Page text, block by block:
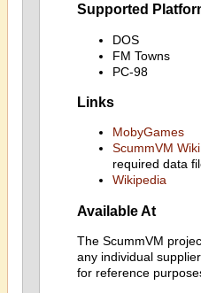
Supported
DOS
FM Towns
PC-98
Links
MobyGames
ScummVM Wiki
required data
Wikipedia
Available At
The ScummVM
any individual
for reference